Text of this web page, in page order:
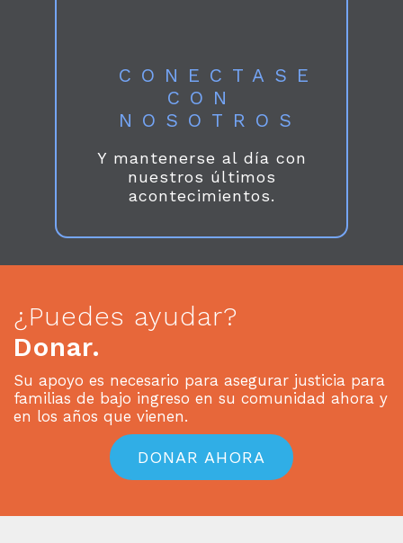
CONECTASE
CON
NOSOTROS
Y mantenerse al día con
nuestros últimos
acontecimientos.
¿Puedes ayudar?
Donar.
Su apoyo es necesario para asegurar justicia para
familias de bajo ingreso en su comunidad ahora y
en los años que vienen.
DONAR AHORA